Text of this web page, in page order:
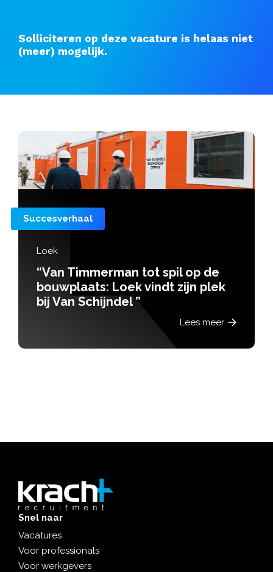
Solliciteren op deze vacature is helaas niet
(meer) mogelijk.
tot spil op de
vindt zijn plek
“Het mooie
werd van
Snel naar
Vacatures
Voor professionals
Voor werkgevers